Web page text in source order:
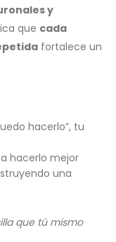
y
que cada
fortalece un
hacerlo”, tu
hacerlo mejor
una
que tú mismo